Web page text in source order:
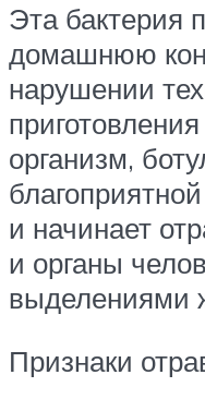
Эта бактерия
домашнюю
нарушении
организм,
и начинает
и органы
выделениями
Признаки